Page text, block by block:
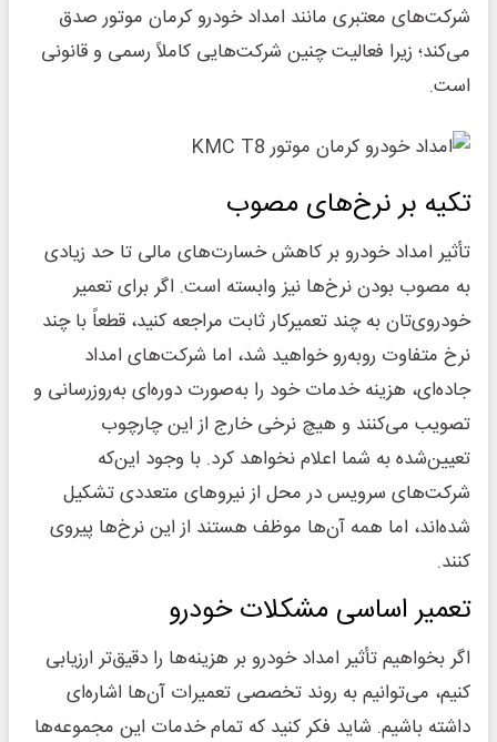
شرکت‌های معتبری مانند امداد خودرو کرمان موتور صدق
می‌کند؛ زیرا فعالیت چنین شرکت‌هایی کاملاً رسمی و قانونی
است.
تکیه بر نرخ‌های مصوب
تأثیر امداد خودرو بر کاهش خسارت‌های مالی تا حد زیادی
به مصوب بودن نرخ‌ها نیز وابسته است. اگر برای تعمیر
خودروی‌تان به چند تعمیرکار ثابت مراجعه کنید، قطعاً با چند
نرخ متفاوت روبه‌رو خواهید شد‌، اما شرکت‌های امداد
جاده‌ای، هزینه خدمات خود را به‌صورت دوره‌ای به‌روزرسانی و
تصویب می‌کنند و هیچ نرخی خارج از این چارچوب
تعیین‌شده به شما اعلام نخواهد کرد. با وجود این‌که
شرکت‌های سرویس در محل از نیروهای متعددی تشکیل
شده‌اند، اما همه آن‌ها موظف هستند از این نرخ‌ها پیروی
کنند.
تعمیر اساسی مشکلات خودرو
اگر بخواهیم تأثیر امداد خودرو بر هزینه‌ها را دقیق‌تر ارزیابی
کنیم،‌ می‌توانیم به روند تخصصی تعمیرات آن‌ها اشاره‌ای
داشته باشیم. شاید فکر کنید که تمام خدمات این مجموعه‌ها